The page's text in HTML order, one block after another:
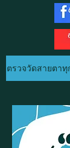
ตรวจวัดสายตาทุ